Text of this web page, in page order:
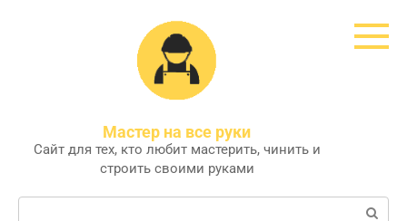
Мастер на все руки
Сайт для тех, кто любит мастерить, чинить и
строить своими руками
Поиск: